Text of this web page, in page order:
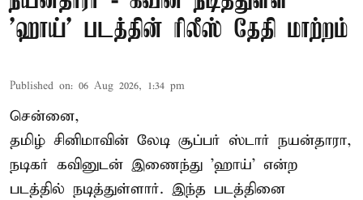
'ஹாய்' படத்தின் ரிலீஸ் தேதி மாற்றம்
Published on: 06 Aug 2026, 1:34 pm
சென்னை,
தமிழ் சினிமாவின் லேடி சூப்பர் ஸ்டார் நயன்தாரா,
நடிகர் கவினுடன் இணைந்து 'ஹாய்' என்ற
படத்தில் நடித்துள்ளார். இந்த படத்தினை